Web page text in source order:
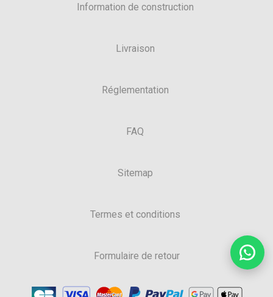
Information de construction
Livraison
Réglementation
FAQ
Sitemap
Termes et conditions
Formulaire de retour